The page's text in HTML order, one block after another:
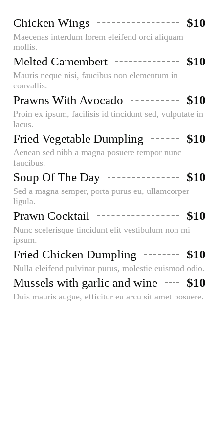
Chicken Wings $10
Maecenas interdum lorem eleifend orci aliquam
mollis.
Melted Camembert $10
Mauris neque nisi, faucibus non elementum in
convallis.
Prawns With Avocado $10
Proin ex ipsum, facilisis id tincidunt sed, vulputate in
lacus.
Fried Vegetable Dumpling $10
Aenean sed nibh a magna posuere tempor nunc
faucibus.
Soup Of The Day $10
Sed a magna semper, porta purus eu, ullamcorper
ligula.
Prawn Cocktail $10
Nunc scelerisque tincidunt elit vestibulum non mi
ipsum.
Fried Chicken Dumpling $10
Nulla eleifend pulvinar purus, molestie euismod odio.
Mussels with garlic and wine $10
Duis mauris augue, efficitur eu arcu sit amet posuere.